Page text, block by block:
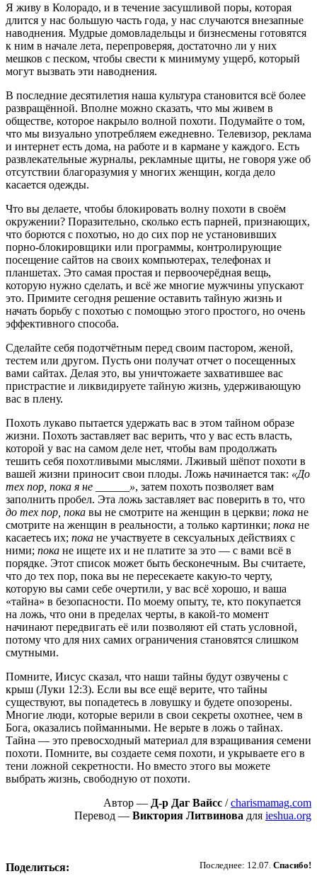
Я живу в Колорадо, и в течение засушливой поры, которая
длится у нас большую часть года, у нас случаются внезапные
наводнения. Мудрые домовладельцы и бизнесмены готовятся
к ним в начале лета, перепроверяя, достаточно ли у них
мешков с песком, чтобы свести к минимуму ущерб, который
могут вызвать эти наводнения.
В последние десятилетия наша культура становится всё более
развращённой. Вполне можно сказать, что мы живем в
обществе, которое накрыло волной похоти. Подумайте о том,
что мы визуально употребляем ежедневно. Телевизор, реклама
и интернет есть дома, на работе и в кармане у каждого. Есть
развлекательные журналы, рекламные щиты, не говоря уже об
отсутствии благоразумия у многих женщин, когда дело
касается одежды.
Что вы делаете, чтобы блокировать волну похоти в своём
окружении? Поразительно, сколько есть парней, признающих,
что борются с похотью, но до сих пор не установивших
порно-блокировщики или программы, контролирующие
посещение сайтов на своих компьютерах, телефонах и
планшетах. Это самая простая и первоочерёдная вещь,
которую нужно сделать, и всё же многие мужчины упускают
это. Примите сегодня решение оставить тайную жизнь и
начать борьбу с похотью с помощью этого простого, но очень
эффективного способа.
Сделайте себя подотчётным перед своим пастором, женой,
тестем или другом. Пусть они получат отчет о посещенных
вами сайтах. Делая это, вы уничтожаете захватившее вас
пристрастие и ликвидируете тайную жизнь, удерживающую
вас в плену.
Похоть лукаво пытается удержать вас в этом тайном образе
жизни. Похоть заставляет вас верить, что у вас есть власть,
которой у вас на самом деле нет, чтобы вам продолжать
тешить себя похотливыми мыслями. Лживый шёпот похоти в
вашей жизни приносит свои плоды. Ложь начинается так: «До
тех пор, пока я не ______», затем похоть позволяет вам
заполнить пробел. Эта ложь заставляет вас поверить в то, что
до тех пор, пока вы не смотрите на женщин в церкви; пока не
смотрите на женщин в реальности, а только картинки; пока не
касаетесь их; пока не участвуете в сексуальных действиях с
ними; пока не ищете их и не платите за это — с вами всё в
порядке. Этот список может быть бесконечным. Вы считаете,
что до тех пор, пока вы не пересекаете какую-то черту,
которую вы сами себе очертили, у вас всё хорошо, и ваша
«тайна» в безопасности. По моему опыту, те, кто покупается
на ложь, что они в пределах черты, в какой-то момент
начинают передвигать её или позволяют ей стать условной,
потому что для них самих ограничения становятся слишком
смутными.
Помните, Иисус сказал, что наши тайны будут озвучены с
крыш (Луки 12:3). Если вы все ещё верите, что тайны
существуют, вы попадетесь в ловушку и будете опозорены.
Многие люди, которые верили в свои секреты охотнее, чем в
Бога, оказались пойманными. Не верьте в ложь о тайнах.
Тайна — это превосходный материал для взращивания семени
похоти. Помните, вы создаете семя похоти, и укрываете его в
тени ложной секретности. Но вместо этого вы можете
выбрать жизнь, свободную от похоти.
Автор — Д-р Даг Вайсс /charismamag.com
Перевод — Виктория Литвинова для ieshua.org
Последнее: 12.07. Спасибо!
Поделиться: